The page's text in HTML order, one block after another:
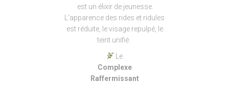
est un élixir de jeunesse.
L’apparence des rides et ridules
est réduite, le visage repulpé, le
teint unifié.
Le
Complexe
Raffermissant